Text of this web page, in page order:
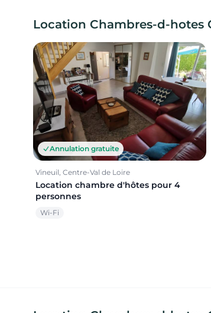
Location Chambres-d-hotes
Annulation gratuite
Vineuil, Centre-Val de Loire
Location chambre d'hôtes pour 4
personnes
Wi-Fi